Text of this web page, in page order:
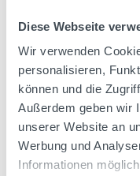
Diese Webseite
Wir verwenden
personalisieren,
können und die
Außerdem geben wir
unserer Website an
Werbung und
Informationen
THREE SIXTY
+ 2x THREE